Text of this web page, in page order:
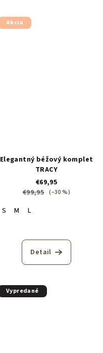
Akcia
Elegantný béžový komplet
TRACY
€69,95
€99,95 (–30 %)
S M L
Detail
Vypredané